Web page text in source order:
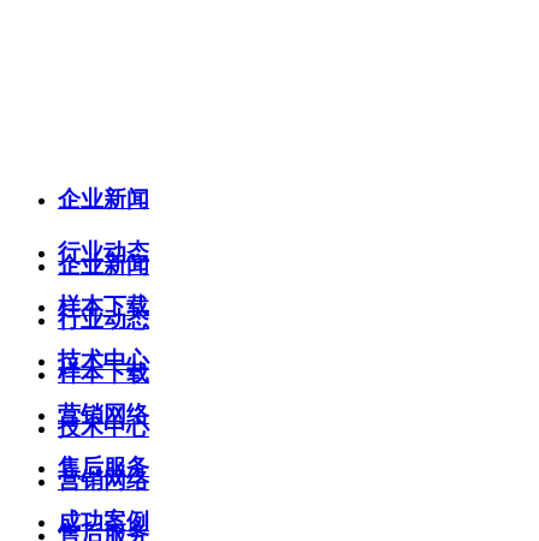
企业新闻
行业动态
样本下载
技术中心
营销网络
售后服务
成功案例
企业新闻
行业动态
样本下载
技术中心
营销网络
售后服务